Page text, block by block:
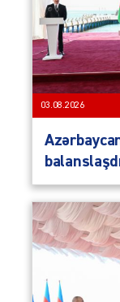
03.08.2026